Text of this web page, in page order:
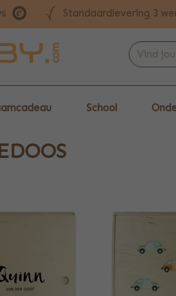
Standaardlevering 3
School